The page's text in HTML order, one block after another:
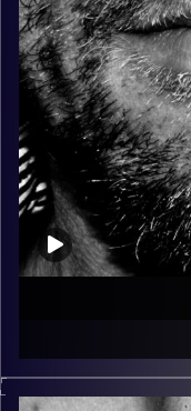
10 שנים, 425 תוכניות, 4140 שירים, 1600 אומנים ולהקות, 5